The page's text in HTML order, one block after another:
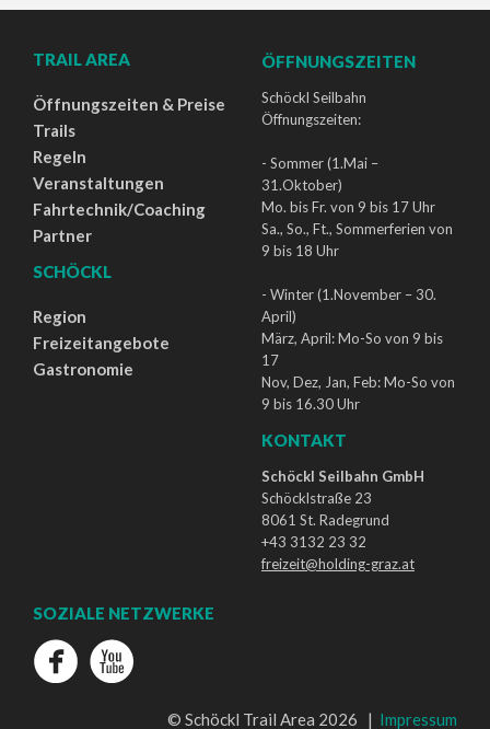
TRAIL AREA
Öffnungszeiten & Preise
Trails
Regeln
Veranstaltungen
Fahrtechnik/Coaching
Partner
SCHÖCKL
Region
Freizeitangebote
Gastronomie
ÖFFNUNGSZEITEN
Schöckl Seilbahn
Öffnungszeiten:
- Sommer (1.Mai –
31.Oktober)
Mo. bis Fr. von 9 bis 17 Uhr
Sa., So., Ft., Sommerferien von
9 bis 18 Uhr
- Winter (1.November – 30.
April)
März, April: Mo-So von 9 bis
17
Nov, Dez, Jan, Feb: Mo-So von
9 bis 16.30 Uhr
KONTAKT
Schöckl Seilbahn GmbH
Schöcklstraße 23
8061 St. Radegrund
+43 3132 23 32
freizeit@holding-graz.at
SOZIALE NETZWERKE
© Schöckl Trail Area 2026 | Impressum